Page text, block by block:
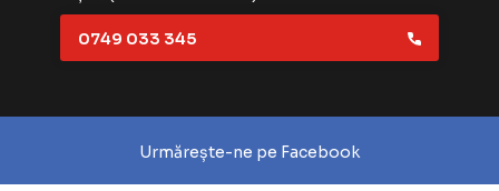
0749 033 345
Urmărește-ne pe Facebook